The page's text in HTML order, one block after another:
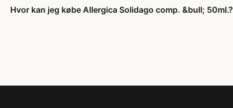
Hvor kan jeg købe Allergica Solidago comp. &bull; 50ml.?